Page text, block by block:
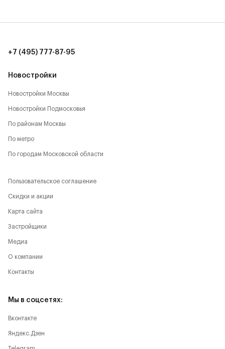
Новостройки
Новостройки Москвы
Новостройки Подмосковья
По районам Москвы
По метро
По городам Московской области
+7 (495) 777-87-95
Пользовательское соглашение
Скидки и акции
Карта сайта
Застройщики
Медиа
О компании
Контакты
Мы в соцсетях:
Вконтакте
Яндекс.Дзен